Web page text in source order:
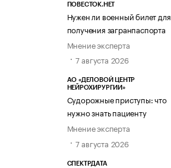
ПОВЕСТОК.НЕТ
Нужен ли военный билет для
получения загранпаспорта
Мнение эксперта
7 августа 2026
АО «ДЕЛОВОЙ ЦЕНТР
НЕЙРОХИРУРГИИ»
Судорожные приступы: что
нужно знать пациенту
Мнение эксперта
7 августа 2026
СПЕКТРДАТА